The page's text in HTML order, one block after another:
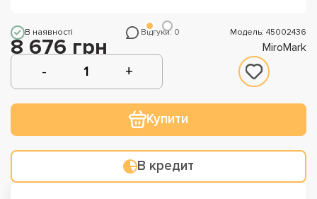
В наявності Відгуки: 0 Модель: 45002436
8 676 грн MiroMark
Купити
В кредит